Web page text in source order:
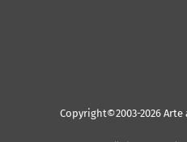
Copyright©2003-2026